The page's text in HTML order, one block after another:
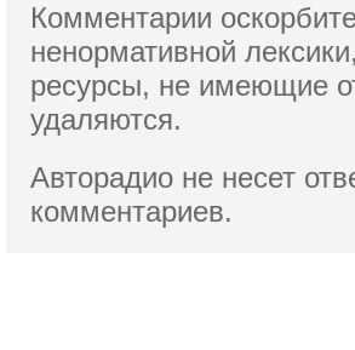
Комментарии
ненормативной лексики,
ресурсы, не имеющие
удаляются.
Авторадио не несет
комментариев.